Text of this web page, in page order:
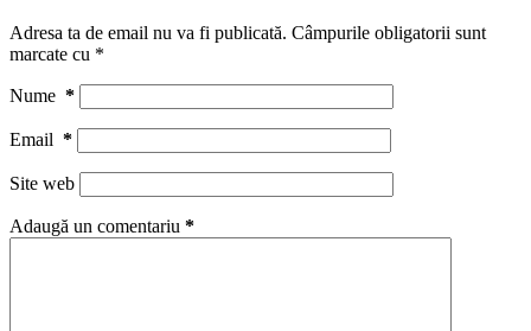
Adresa ta de email nu va fi publicată. Câmpurile obligatorii sunt
marcate cu *
Nume *
Email *
Site web
Adaugă un comentariu *